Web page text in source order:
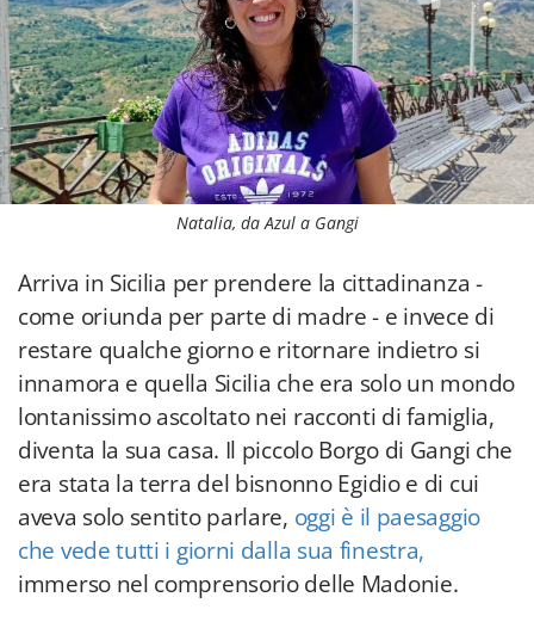
Natalia, da Azul a Gangi
Arriva in Sicilia per prendere la cittadinanza -
come oriunda per parte di madre - e invece di
restare qualche giorno e ritornare indietro si
innamora e quella Sicilia che era solo un mondo
lontanissimo ascoltato nei racconti di famiglia,
diventa la sua casa. Il piccolo Borgo di Gangi che
era stata la terra del bisnonno Egidio e di cui
aveva solo sentito parlare, oggi è il paesaggio
che vede tutti i giorni dalla sua finestra,
immerso nel comprensorio delle Madonie.